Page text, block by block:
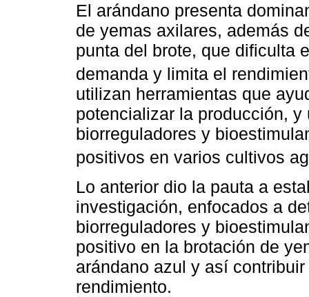
El arándano presenta
de yemas axilares, además
punta del brote, que dificulta
demanda y limita el
utilizan herramientas que
potencializar la producción,
biorreguladores y
positivos en varios cultivos
Lo anterior dio la pauta a
investigación, enfocados a
biorreguladores y
positivo en la brotación de
arándano azul y así
rendimiento.